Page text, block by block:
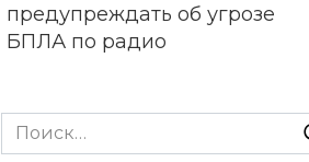
предупреждать об угрозе
БПЛА по радио
На Дону обсудили вопросы
Search
for: